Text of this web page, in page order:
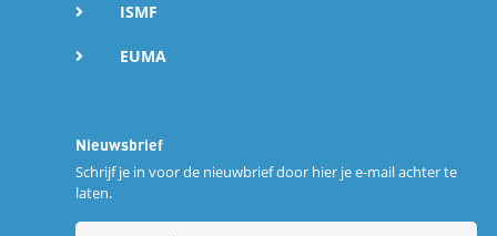
ISMF
EUMA
Nieuwsbrief
Schrijf je in voor de nieuwbrief door hier je e-mail achter te
laten.